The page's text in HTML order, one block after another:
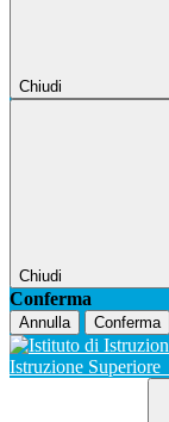
Chiudi
Chiudi
Conferma
Annulla Conferma
Istruzione Superiore